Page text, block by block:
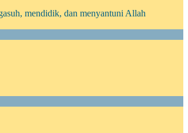
mendidik, dan menyantuni Allah